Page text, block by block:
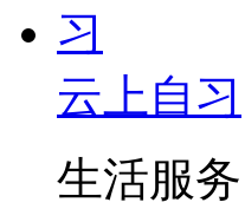
云上自习
生活服